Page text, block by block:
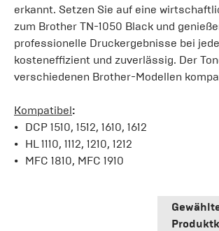
erkannt. Setzen Sie auf eine
zum Brother TN-1050 Black und
professionelle Druckergebnisse bei
kosteneffizient und zuverlässig. Der
verschiedenen Brother-Modellen
Kompatibel:
DCP 1510, 1512, 1610, 1612
HL 1110, 1112, 1210, 1212
MFC 1810, MFC 1910